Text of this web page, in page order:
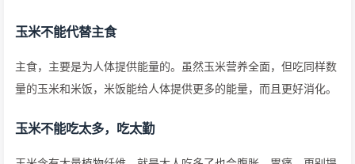
玉米不能代替主食
主食，主要是为人体提供能量的。虽然玉米营养全面，但吃同样数
量的玉米和米饭，米饭能给人体提供更多的能量，而且更好消化。
玉米不能吃太多，吃太勤